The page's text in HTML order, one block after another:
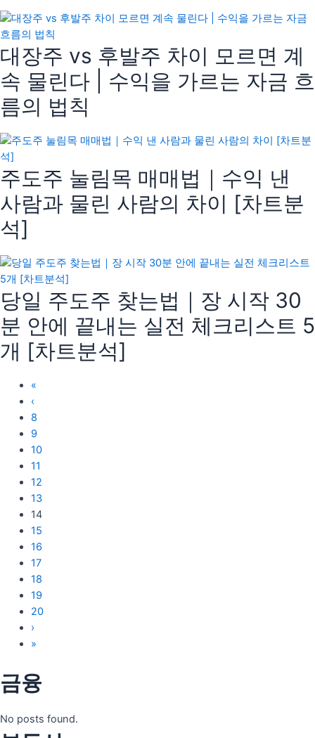
대장주 vs 후발주 차이 모르면 계
속 물린다 | 수익을 가르는 자금 흐
름의 법칙
주도주 눌림목 매매법｜수익 낸
사람과 물린 사람의 차이 [차트분
석]
당일 주도주 찾는법｜장 시작 30
분 안에 끝내는 실전 체크리스트 5
개 [차트분석]
«
‹
8
9
10
11
12
13
14
15
16
17
18
19
20
›
»
금융
No posts found.